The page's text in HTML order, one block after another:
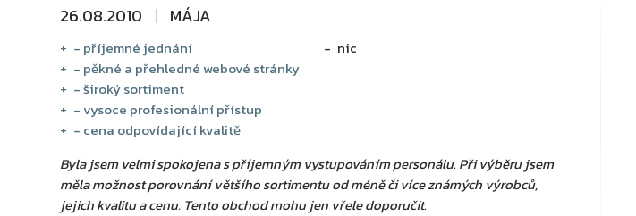
26.08.2010 MÁJA
- příjemné jednání
- pěkné a přehledné webové stránky
- široký sortiment
- vysoce profesionální přístup
- cena odpovídající kvalitě
nic
Byla jsem velmi spokojena s příjemným vystupováním personálu. Při výběru jsem
měla možnost porovnání většího sortimentu od méně či více známých výrobců,
jejich kvalitu a cenu. Tento obchod mohu jen vřele doporučit.